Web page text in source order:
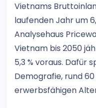
Vietnams
laufenden Jahr um
Analysehaus
Vietnam bis 2050
5,3 % voraus. Dafür
Demografie, rund
erwerbsfähigen